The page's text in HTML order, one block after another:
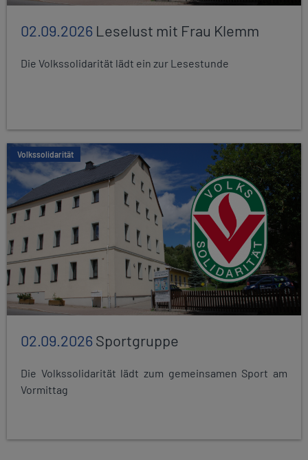
02.09.2026 Leselust mit Frau Klemm
Die Volkssolidarität lädt ein zur Lesestunde
Volkssolidarität
02.09.2026Sportgruppe
Die Volkssolidarität lädt zum gemeinsamen Sport am
Vormittag